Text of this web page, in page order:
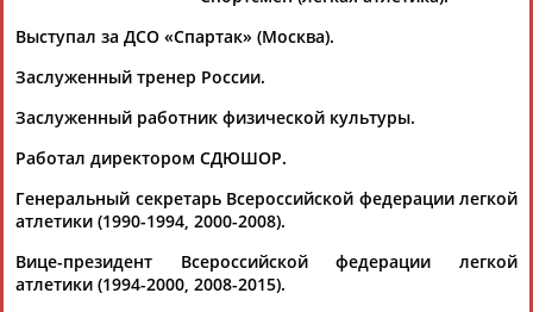
Дмитрий
АБАРЕНОВ
АБАСОВА
АБАЧАРАЕВ
Флюра
Татьяна
АББЯСОВА
Акжана
АБДИКАРИМОВА
Артур
Выступал за ДСО «Спартак» (Москва).
Заслуженный тренер России.
Заслуженный работник физической культуры.
Работал директором СДЮШОР.
Генеральный секретарь Всероссийской федерации легкой
атлетики (1990-1994, 2000-2008).
Вице-президент Всероссийской федерации легкой
атлетики (1994-2000, 2008-2015).